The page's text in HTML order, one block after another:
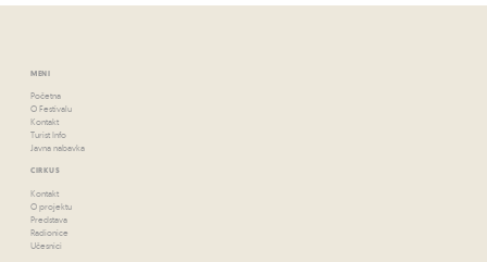
MENI
Početna
O Festivalu
Kontakt
Turist Info
Javna nabavka
CIRKUS
Kontakt
O projektu
Predstava
Radionice
Učesnici